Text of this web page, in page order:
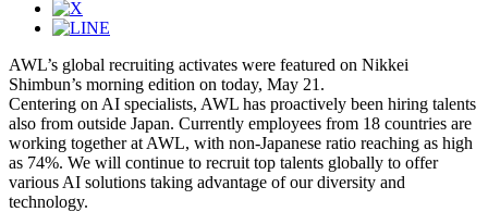
AWL’s global recruiting activates were featured on Nikkei
Shimbun’s morning edition on today, May 21.
Centering on AI specialists, AWL has proactively been hiring talents
also from outside Japan. Currently employees from 18 countries are
working together at AWL, with non-Japanese ratio reaching as high
as 74%. We will continue to recruit top talents globally to offer
various AI solutions taking advantage of our diversity and
technology.